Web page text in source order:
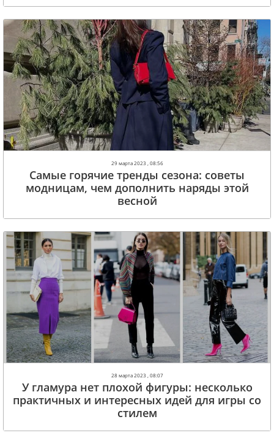
29 марта 2023 , 08:56
Самые горячие тренды сезона: советы
модницам, чем дополнить наряды этой
весной
28 марта 2023 , 08:07
У гламура нет плохой фигуры: несколько
практичных и интересных идей для игры со
стилем